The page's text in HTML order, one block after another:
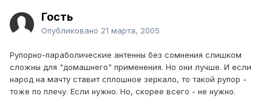
Гость
Опубликовано 21 марта, 2005
Рупорно-параболические антенны без сомнения слишком
сложны для "домашнего" применения. Но они лучше. И если
народ на мачту ставит сплошное зеркало, то такой рупор -
тоже по плечу. Если нужно. Но, скорее всего - не нужно.